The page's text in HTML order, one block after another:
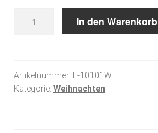
In den Warenkorb
Artikelnummer: E-10101W
Kategorie: Weihnachten